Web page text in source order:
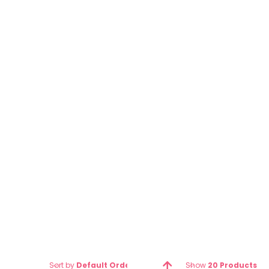
Sort by Default Order Show 20 Products